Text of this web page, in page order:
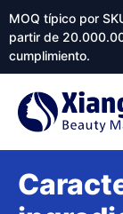
MOQ típico por
partir de
cumplimiento.